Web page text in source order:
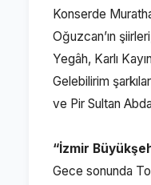
Konserde
Oğuzcan’ın
Yegâh, Karlı
Gelebilirim
ve Pir Sultan
“İzmir
Gece sonunda